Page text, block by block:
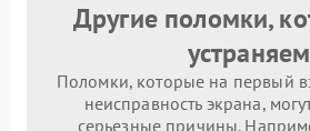
Другие поломки,
устраняем
Поломки, которые на первый
неисправность экрана,
серьезные причины.